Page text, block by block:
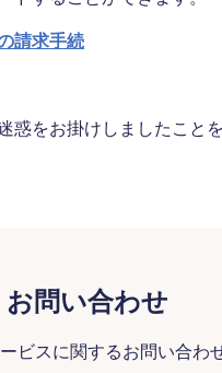
請求手続
をお掛けしましたこと
お問い合わせ
ビスに関するお問い合わ